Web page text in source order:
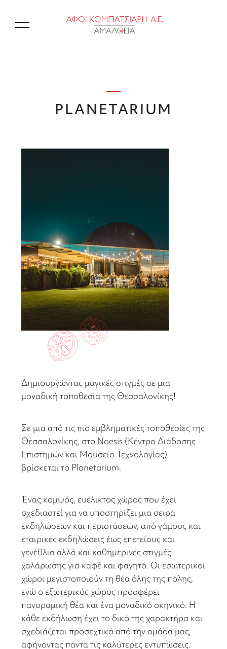
PLANETARIUM
Δημιουργώντας μαγικές στιγμές σε μια
μοναδική τοποθεσία της Θεσσαλονίκης!
Σε μια από τις πιο εμβληματικές τοποθεσίες της
Θεσσαλονίκης, στο Noesis (Κέντρο Διάδοσης
Επιστημών και Μουσείο Τεχνολογίας)
βρίσκεται το Planetarium.
Ένας κομψός, ευέλικτος χώρος που έχει
σχεδιαστεί για να υποστηρίζει μια σειρά
εκδηλώσεων και περιστάσεων, από γάμους και
εταιρικές εκδηλώσεις έως επετείους και
γενέθλια αλλά και καθημερινές στιγμές
χαλάρωσης για καφέ και φαγητό. Οι εσωτερικοί
χώροι μεγιστοποιούν τη θέα όλης της πόλης,
ενώ ο εξωτερικός χώρος προσφέρει
πανοραμική θέα και ένα μοναδικό σκηνικό. Η
κάθε εκδήλωση έχει το δικό της χαρακτήρα και
σχεδιάζεται προσεχτικά από την ομάδα μας,
αφήνοντας πάντα τις καλύτερες εντυπώσεις.